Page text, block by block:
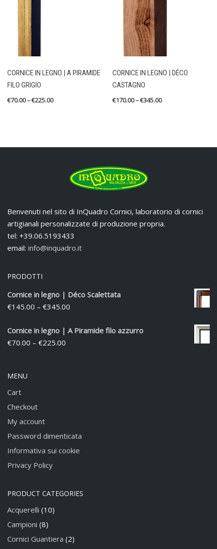
CORNICE IN LEGNO | A PIRAMIDE
FILO GRIGIO
€70.00–€225.00
CORNICE IN LEGNO | DÉCO
CASTAGNO
€170.00–€345.00
Benvenuti nel sito di InQuadro Cornici, laboratorio di cornici
artigianali personalizzate di produzione propria.
tel: +39.06.5193433
email: info@inquadro.it
PRODOTTI
Cornice in legno | Déco Scalettata
€145.00 – €345.00
Cornice in legno | A Piramide filo azzurro
€70.00 – €225.00
MENU
Cart
Checkout
My account
Password dimenticata
Informativa sui cookie
Privacy Policy
PRODUCT CATEGORIES
Acquerelli (10)
Campioni (8)
Cornici Guantiera (2)